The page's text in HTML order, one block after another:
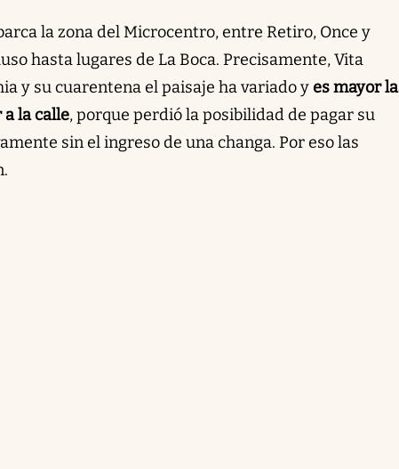
la zona del Microcentro, entre Retiro, Once y
hasta lugares de La Boca. Precisamente, Vita
y su cuarentena el paisaje ha variado y es mayor la
la calle, porque perdió la posibilidad de pagar su
sin el ingreso de una changa. Por eso las